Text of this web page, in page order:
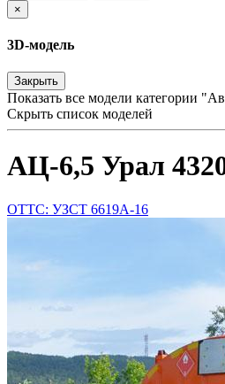
×
3D-модель
Закрыть
Показать все модели категории
Скрыть список моделей
АЦ-6,5 Урал
ОТТС: УЗСТ 6619А-16